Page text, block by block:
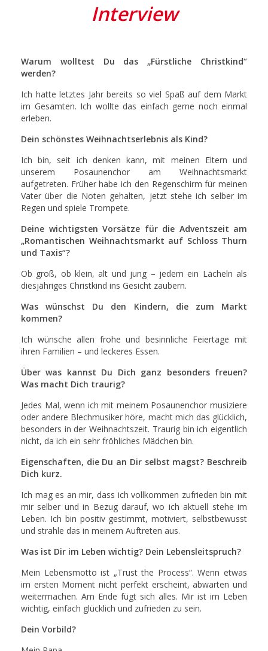
Interview
Warum wolltest Du das „Fürstliche Christkind“
werden?
Ich hatte letztes Jahr bereits so viel Spaß auf dem Markt
im Gesamten. Ich wollte das einfach gerne noch einmal
erleben.
Dein schönstes Weihnachtserlebnis als Kind?
Ich bin, seit ich denken kann, mit meinen Eltern und
unserem Posaunenchor am Weihnachtsmarkt
aufgetreten. Früher habe ich den Regenschirm für meinen
Vater über die Noten gehalten, jetzt stehe ich selber im
Regen und spiele Trompete.
Deine wichtigsten Vorsätze für die Adventszeit am
„Romantischen Weihnachtsmarkt auf Schloss Thurn
und Taxis“?
Ob groß, ob klein, alt und jung – jedem ein Lächeln als
diesjähriges Christkind ins Gesicht zaubern.
Was wünschst Du den Kindern, die zum Markt
kommen?
Ich wünsche allen frohe und besinnliche Feiertage mit
ihren Familien – und leckeres Essen.
Über was kannst Du Dich ganz besonders freuen?
Was macht Dich traurig?
Jedes Mal, wenn ich mit meinem Posaunenchor musiziere
oder andere Blechmusiker höre, macht mich das glücklich,
besonders in der Weihnachtszeit. Traurig bin ich eigentlich
nicht, da ich ein sehr fröhliches Mädchen bin.
Eigenschaften, die Du an Dir selbst magst? Beschreib
Dich kurz.
Ich mag es an mir, dass ich vollkommen zufrieden bin mit
mir selber und in Bezug darauf, wo ich aktuell stehe im
Leben. Ich bin positiv gestimmt, motiviert, selbstbewusst
und strahle das in meinem Auftreten aus.
Was ist Dir im Leben wichtig? Dein Lebensleitspruch?
Mein Lebensmotto ist „Trust the Process“. Wenn etwas
im ersten Moment nicht perfekt erscheint, abwarten und
weitermachen. Am Ende fügt sich alles. Mir ist im Leben
wichtig, einfach glücklich und zufrieden zu sein.
Dein Vorbild?